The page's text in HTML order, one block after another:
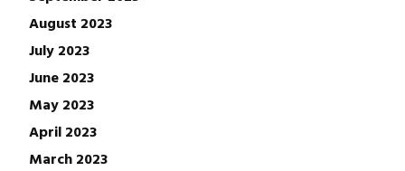
August 2023
July 2023
June 2023
May 2023
April 2023
March 2023